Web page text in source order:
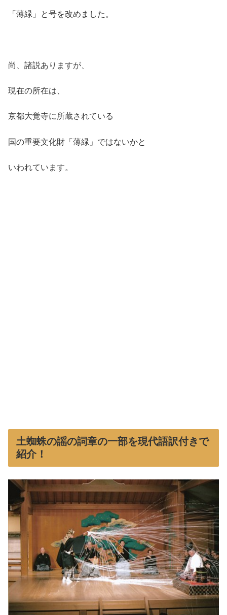
「薄緑」と号を改めました。
尚、諸説ありますが、
現在の所在は、
京都大覚寺に所蔵されている
国の重要文化財「薄緑」ではないかと
いわれています。
土蜘蛛の謡の詞章の一部を現代語訳付きで
紹介！